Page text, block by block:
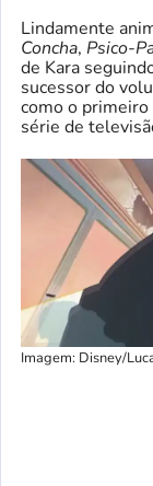
Lindamente
Concha, Psico-
de Kara
sucessor do
como o primeiro
série de
Imagem: Disney/